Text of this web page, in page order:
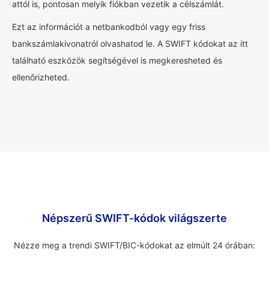
attól is, pontosan melyik fiókban vezetik a célszámlát.
Ezt az információt a netbankodból vagy egy friss
bankszámlakivonatról olvashatod le. A SWIFT kódokat az itt
található eszközök segítségével is megkeresheted és
ellenőrizheted.
Népszerű SWIFT-kódok világszerte
Nézze meg a trendi SWIFT/BIC-kódokat az elmúlt 24 órában: